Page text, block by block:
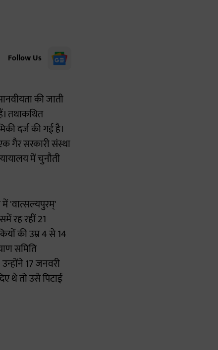
Follow Us
की जाती
तथाकथित
दर्ज की गई है।
गैर सरकारी संस्था
में चुनौती
'वात्सल्यपुरम्'
रह रहीं 21
की उम्र 4 से 14
समिति
17 जनवरी
थे तो उसे पिटाई